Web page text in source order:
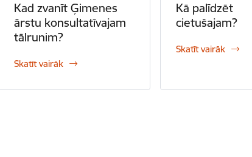
Kad zvanīt Ģimenes
ārstu konsultatīvajam
tālrunim?
Skatīt vairāk
Kā palīdzēt
cietušajam?
Skatīt vairāk